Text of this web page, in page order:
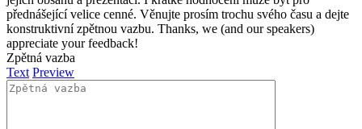
přednášející velice cenné. Věnujte prosím trochu svého času a dejte
konstruktivní zpětnou vazbu. Thanks, we (and our speakers)
appreciate your feedback!
Zpětná vazba
Text Preview